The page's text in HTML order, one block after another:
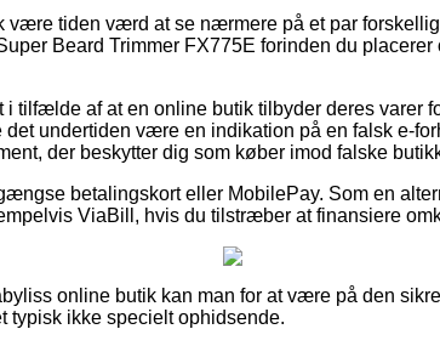
være tiden værd at se nærmere på et par
Beard Trimmer FX775E forinden du placerer
i tilfælde af at en online butik tilbyder deres varer
undertiden være en indikation på en falsk e-
der beskytter dig som køber imod falske
betalingskort eller MobilePay. Som en
ViaBill, hvis du tilstræber at finansiere
online butik kan man for at være på den
typisk ikke specielt ophidsende.